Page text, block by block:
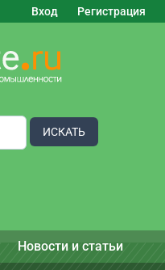
Вход Регистрация
ИСКАТЬ
Новости и статьи